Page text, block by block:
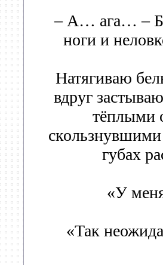
– А… ага… –
ноги и
Натягиваю
вдруг
тёплыми
губах
«У
«Так